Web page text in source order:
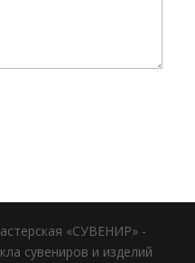
«СУВЕНИР» -
сувениров и изделий